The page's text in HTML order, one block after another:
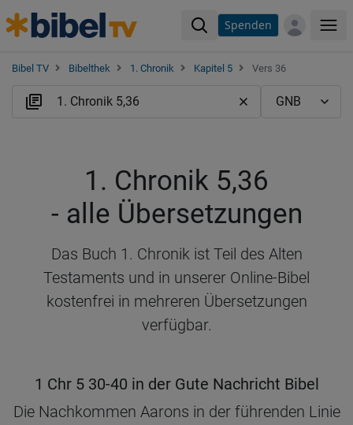
Spenden
Bibel TV Bibelthek 1. Chronik Kapitel 5 Vers 36
1. Chronik 5,36
- alle Übersetzungen
Das Buch 1. Chronik ist Teil des Alten
Testaments und in unserer Online-Bibel
kostenfrei in mehreren Übersetzungen
verfügbar.
1 Chr 5 30-40 in der Gute Nachricht Bibel
Die Nachkommen Aarons in der führenden Linie